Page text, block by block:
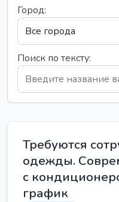
Город:
Поиск по тексту:
Требуются
одежды.
с
график